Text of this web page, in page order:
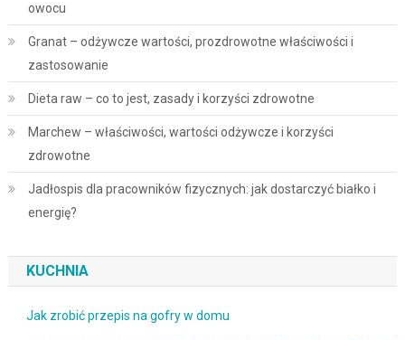
owocu
Granat – odżywcze wartości, prozdrowotne właściwości i
zastosowanie
Dieta raw – co to jest, zasady i korzyści zdrowotne
Marchew – właściwości, wartości odżywcze i korzyści
zdrowotne
Jadłospis dla pracowników fizycznych: jak dostarczyć białko i
energię?
KUCHNIA
Jak zrobić przepis na gofry w domu